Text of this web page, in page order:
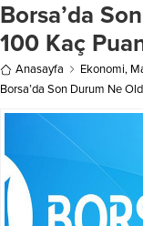
Borsa’da
100 Kaç
Anasayfa Ekonomi,
Borsa’da Son Durum Ne